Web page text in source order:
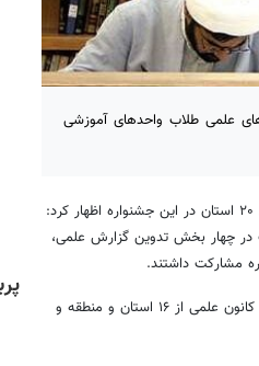
علمی طلاب واحدهای آموزشی
با اشاره به مشارکت کانون‌های ۲۰ استان در این جشنواره اظهار کرد:
علمی مختلف در چهار بخش تدوین گزارش علمی،
مشارکت داشتند.
وی تصریح کرد: در دومین جشنواره کانون‌های علمی واحدهای آموزشی، ۵۰ عنوان کانون علمی از ۱۶ استان و منطقه و